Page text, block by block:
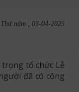
Thứ năm , 03-04-2025
tổ chức Lễ
đã có công